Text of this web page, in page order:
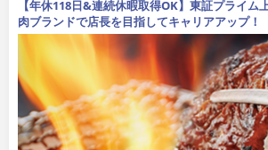
【年休118日&連続休暇取得OK】東証プライム
肉ブランドで店長を目指してキャリアアップ！